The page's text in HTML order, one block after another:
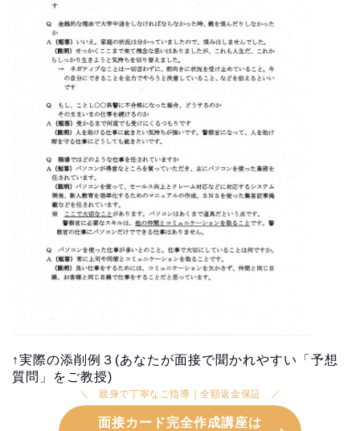
ットしていきます。あなたオリジナルの良い面接カー
ドが提出できます。
これで、自信を持って面接試験に行けるようになりま
また、面接カードを書く過程で、
「警察が何を知りたいと思っているのか」
「どこが得点ポイントなのか」
「何を伝えるとアウトになるのか」
そういったことも分かるようになります。